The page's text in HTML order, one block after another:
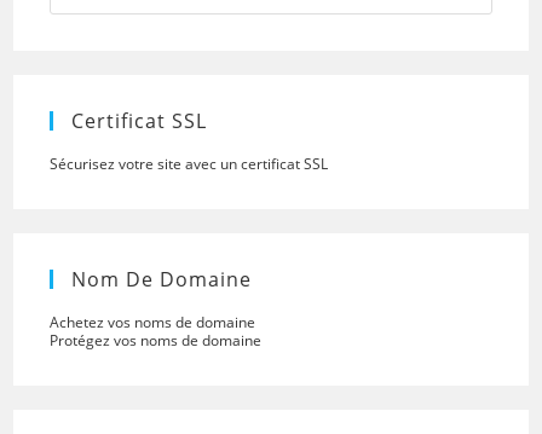
to
Certificat SSL
Sécurisez votre site avec un certificat SSL
Nom De Domaine
Achetez vos noms de domaine
Protégez vos noms de domaine